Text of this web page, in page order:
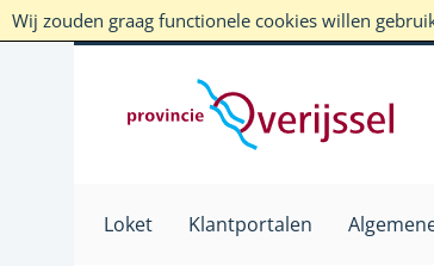
Wij zouden graag functionele cookies willen
Loket Klantportalen